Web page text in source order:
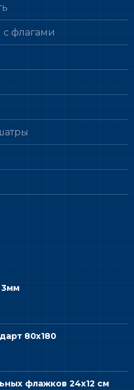
флагами
3мм
80х180
флажков 24х12 см